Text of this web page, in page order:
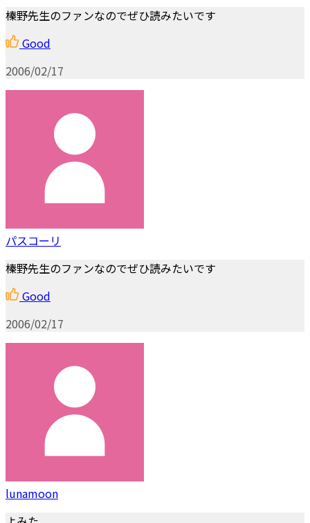
榛野先生のファンなのでぜひ読みたいです
Good
2006/02/17
パスコーリ
榛野先生のファンなのでぜひ読みたいです
Good
2006/02/17
lunamoon